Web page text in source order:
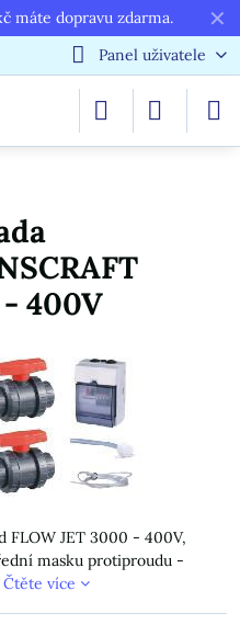
✕
máte dopravu zdarma.
Panel uživatele
- 400V
FLOW JET 3000 - 400V,
masku protiproudu -
Čtěte více